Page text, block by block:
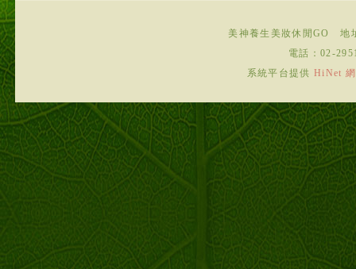
美神養生美妝休閒GO
地
電話： 02-
系統平台提供HiNet